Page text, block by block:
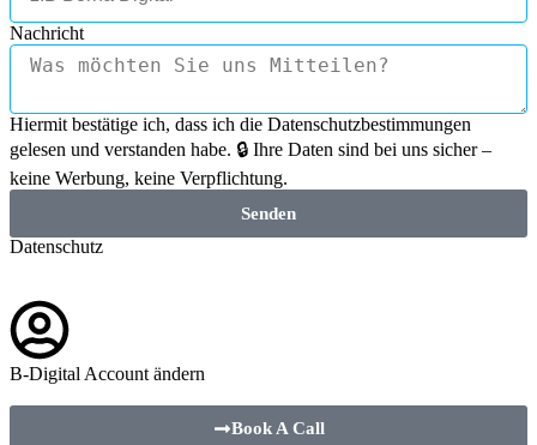
Nachricht
Hiermit bestätige ich, dass ich die Datenschutzbestimmungen
gelesen und verstanden habe. 🔒 Ihre Daten sind bei uns sicher –
keine Werbung, keine Verpflichtung.
Senden
Datenschutz
B-Digital Account ändern
Book A Call